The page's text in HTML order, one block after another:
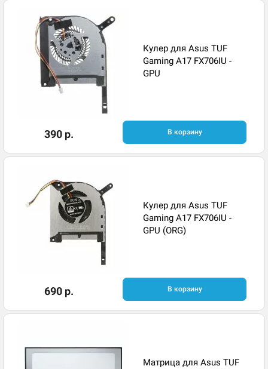
Кулер для Asus TUF
Gaming A17 FX706IU -
GPU
390 р. В корзину
Кулер для Asus TUF
Gaming A17 FX706IU -
GPU (ORG)
690 р. В корзину
Матрица для Asus TUF